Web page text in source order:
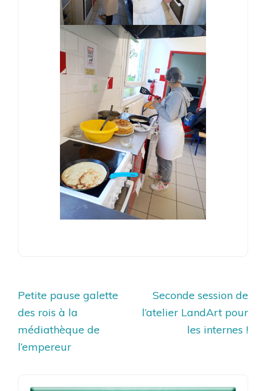
Navigation
de
l’article
Petite pause galette
des rois à la
médiathèque de
l’empereur
Seconde session de
l’atelier LandArt pour
les internes !